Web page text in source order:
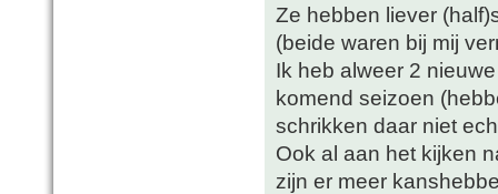
Ze hebben liever
(beide waren bij mij
Ik heb alweer 2
komend seizoen
schrikken daar niet
Ook al aan het kijken
zijn er meer